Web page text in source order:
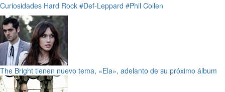
Curiosidades Hard Rock #Def-Leppard #Phil Collen
The Bright tienen nuevo tema, «Ela», adelanto de su próximo álbum